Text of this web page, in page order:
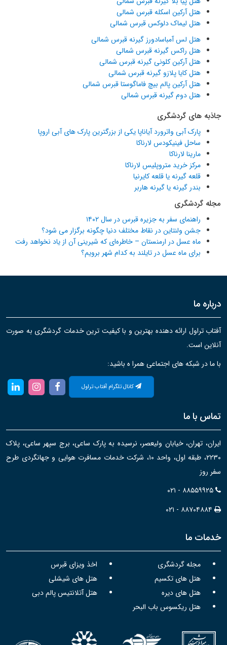
هتل آرکین اسکله قبرس شمالی
هتل لیماک دلوکس قبرس شمالی
هتل لس آمباسادورز گیرنه قبرس شمالی
هتل راکس گیرنه قبرس شمالی
هتل آرکین کلونی گیرنه قبرس شمالی
هتل کایا پلازو گیرنه قبرس شمالی
هتل آرکین پالم بیچ فاماگوستا قبرس شمالی
هتل دوم گیرنه قبرس شمالی
جاذبه های گردشگری
پارک آبی واترورد آیاناپا یکی از بزرگترین پارک های آبی اروپا
ساحل فینیکودس لارناکا
مارینا لارناکا
مرکز خرید متروپلیس لارناکا
قلعه گیرنه یا قلعه کایرنیا
بندر گیرنه یا گیرنه هاربر
مجله گردشگری
راهنمای سفر به جزیره قبرس در سال ۱۴۰۲
جشن ولنتاین در نقاط مختلف دنیا چگونه برگزار می شود؟
ماه عسل در ارمنستان – خاطره‌ای که شیرینی آن از یاد نخواهد رفت
برای ماه عسل در تایلند به کدام شهر برویم؟
درباره ما
آفتاب تراول ارائه دهنده بهترین و با کیفیت ترین خدمات گردشگری به صورت
آنلاین است.
با ما در شبکه های اجتماعی همرا ه باشید:
کانال تلگرام آفتاب تراول
تماس با ما
ایران، تهران، خیابان ولیعصر، نرسیده به پارک ساعی، برج سپهر ساعی، پلاک
۲۲۳۰، طبقه اول، واحد ۱۰، شرکت خدمات مسافرت هوایی و جهانگردی طرح
سفر روز
۰۲۱ - ۸۸۵۵۹۹۲۵
۰۲۱ - ۸۸۷۰۴۸۸۴
خدمات ما
مجله گردشگری
اخذ ویزای قبرس
هتل های تکسیم
هتل های شیشلی
هتل های دیره
هتل آتلانتیس پالم دبی
هتل ریکسوس باب البحر